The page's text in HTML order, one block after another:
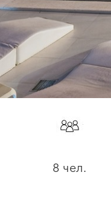
8 чел.